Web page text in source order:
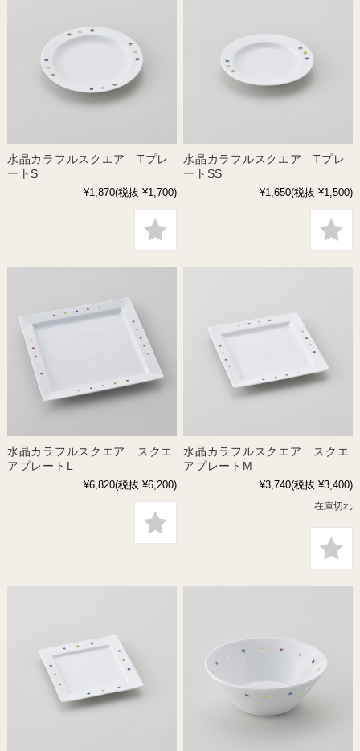
水晶カラフルスクエア Tプレ
ートS
¥1,870(税抜 ¥1,700)
水晶カラフルスクエア Tプレ
ートSS
¥1,650(税抜 ¥1,500)
水晶カラフルスクエア スクエ
アプレートL
¥6,820(税抜 ¥6,200)
水晶カラフルスクエア スクエ
アプレートM
¥3,740(税抜 ¥3,400)
在庫切れ